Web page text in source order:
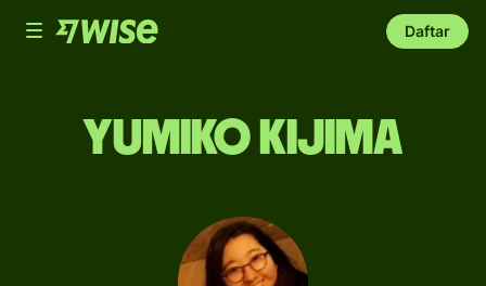
Toggle Daftar
Yumiko Kijima